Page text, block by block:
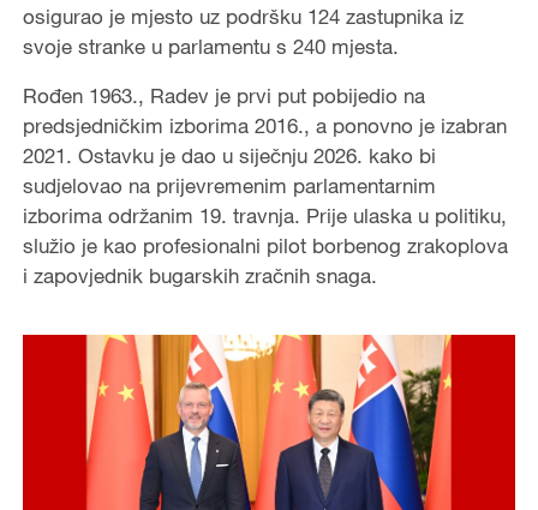
osigurao je mjesto uz podršku 124 zastupnika iz
svoje stranke u parlamentu s 240 mjesta.
Rođen 1963., Radev je prvi put pobijedio na
predsjedničkim izborima 2016., a ponovno je izabran
2021. Ostavku je dao u siječnju 2026. kako bi
sudjelovao na prijevremenim parlamentarnim
izborima održanim 19. travnja. Prije ulaska u politiku,
služio je kao profesionalni pilot borbenog zrakoplova
i zapovjednik bugarskih zračnih snaga.